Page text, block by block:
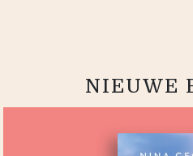
NIEUWE